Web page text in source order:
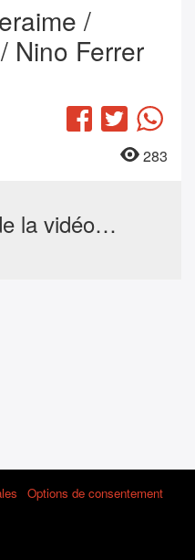
/
Nino Ferrer
Facebook
Twitter
283
la vidéo…
Options de consentement